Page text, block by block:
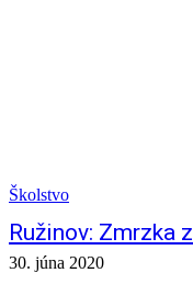
Školstvo
Ružinov: Zmrzka
30. júna 2020